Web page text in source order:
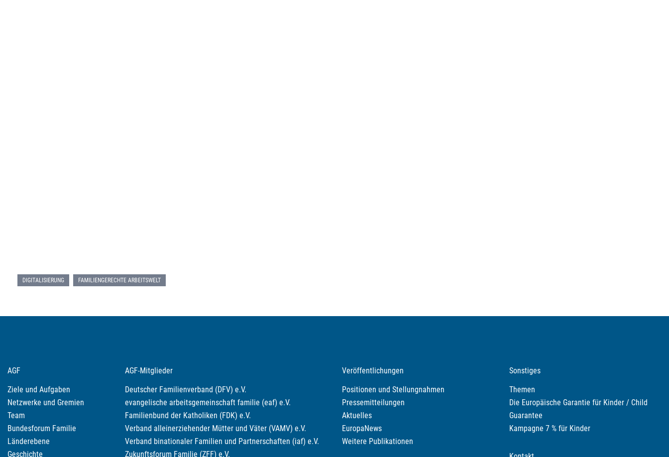
DIGITALISIERUNG FAMILIENGERECHTE ARBEITSWELT
AGF
Ziele und Aufgaben
Netzwerke und Gremien
Team
Bundesforum Familie
Länderebene
Geschichte
AGF-Mitglieder
Deutscher Familienverband (DFV) e.V.
evangelische arbeitsgemeinschaft familie (eaf) e.V.
Familienbund der Katholiken (FDK) e.V.
Verband alleinerziehender Mütter und Väter (VAMV) e.V.
Verband binationaler Familien und Partnerschaften (iaf) e.V.
Zukunftsforum Familie (ZFF) e.V.
Veröffentlichungen
Positionen und Stellungnahmen
Pressemitteilungen
Aktuelles
EuropaNews
Weitere Publikationen
Sonstiges
Themen
Die Europäische Garantie für Kinder / Child
Guarantee
Kampagne 7 % für Kinder